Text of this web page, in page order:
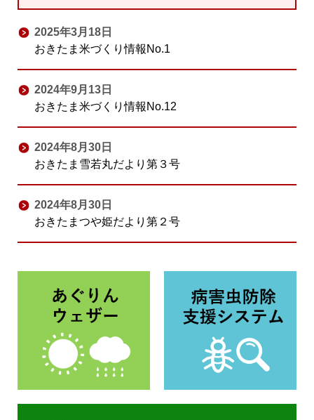
2025年3月18日
おきたま米づくり情報No.1
2024年9月13日
おきたま米づくり情報No.12
2024年8月30日
おきたま雪若丸だより第３号
2024年8月30日
おきたまつや姫だより第２号